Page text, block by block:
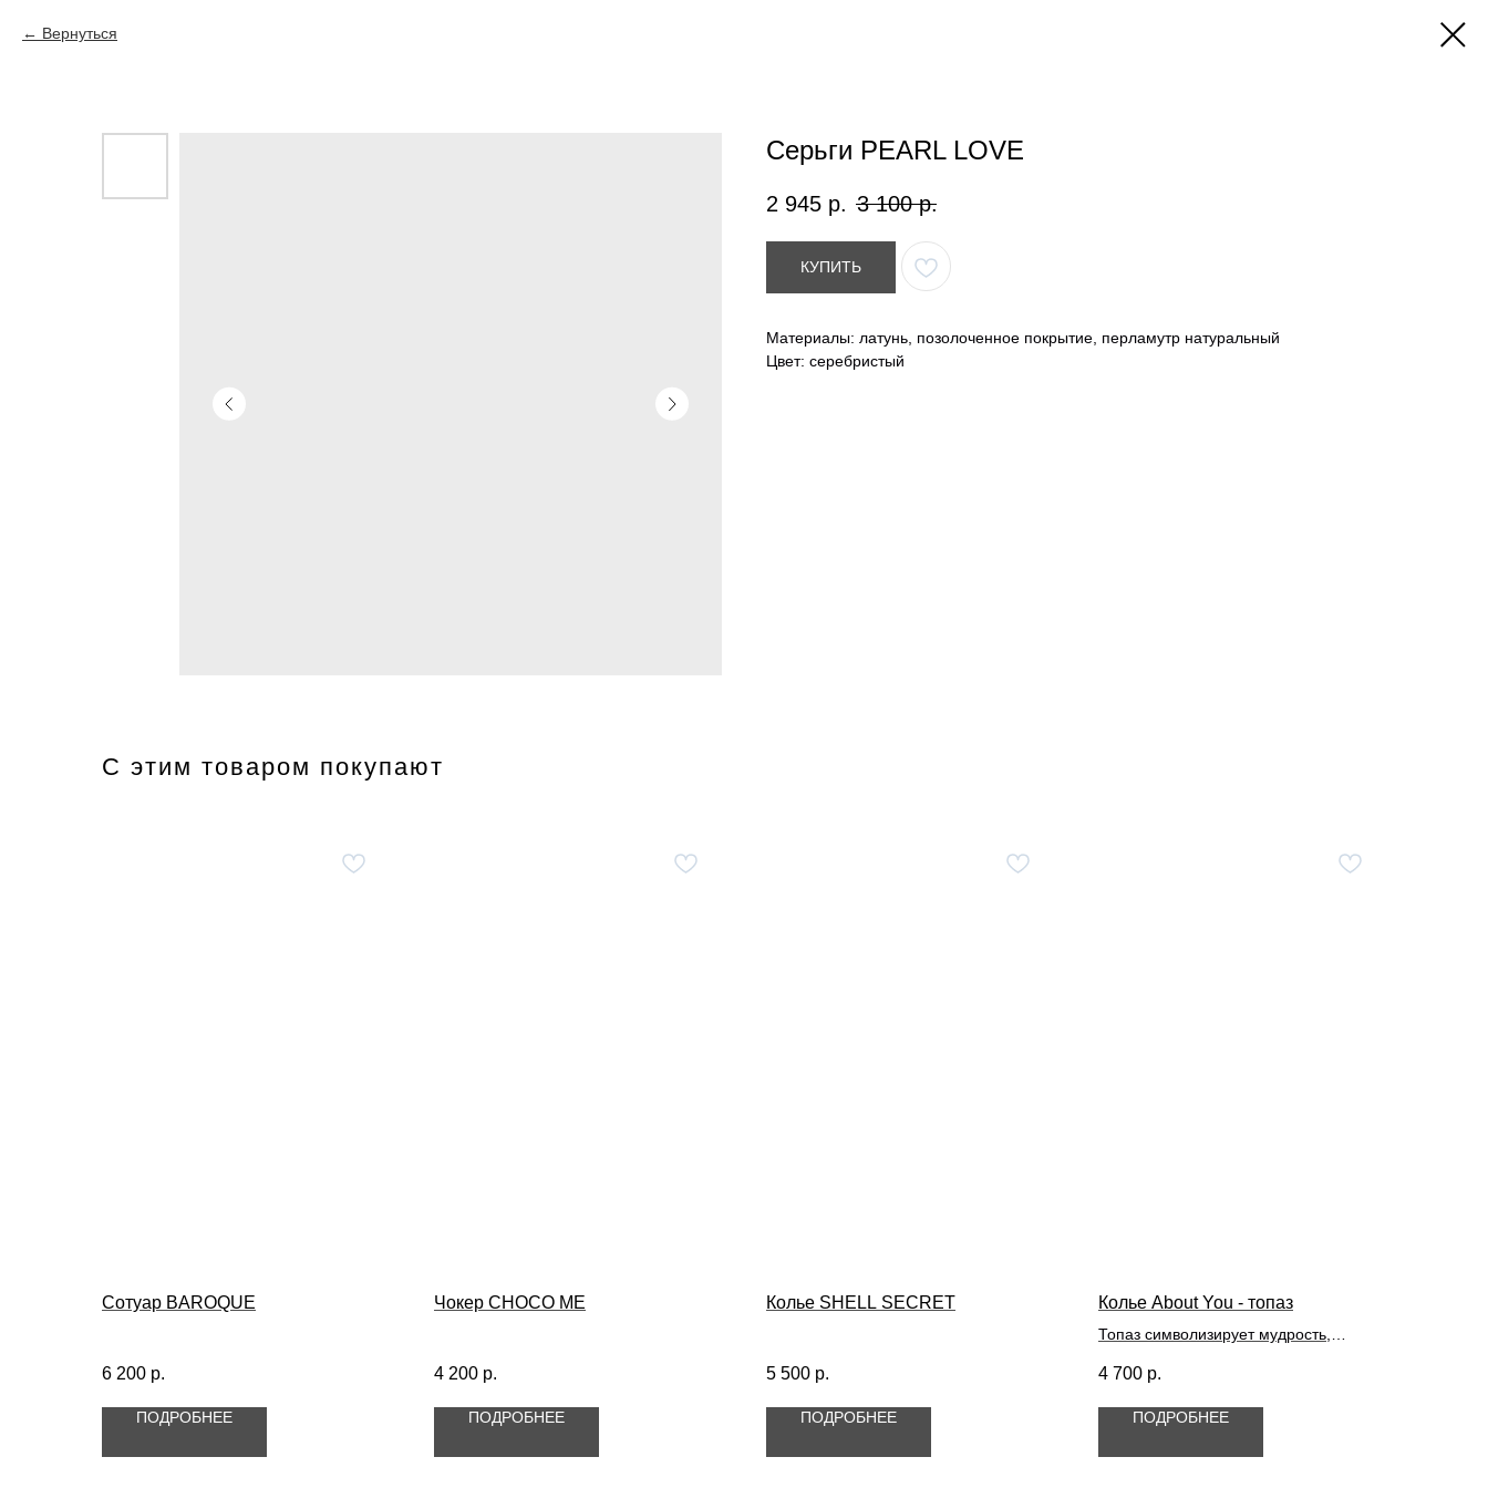
Вернуться
Серьги PEARL LOVE
2 945 р. 3 100 р.
КУПИТЬ
Материалы: латунь, позолоченное покрытие, перламутр натуральный
Цвет: серебристый
С этим товаром покупают
Сотуар BAROQUE
6 200 р.
ПОДРОБНЕЕ
Чокер CHOCO ME
4 200 р.
ПОДРОБНЕЕ
Колье SHELL SECRET
5 500 р.
ПОДРОБНЕЕ
Колье About You - топаз
Топаз символизирует мудрость,
камень усиливает интуицию и
помогает укрепить уверенность в себе,
привлекает процветание и
4 700 р.
ПОДРОБНЕЕ